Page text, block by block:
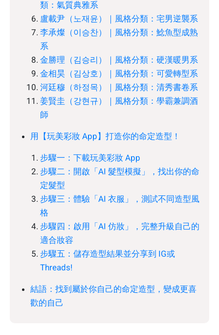
類：氣質典雅系
盧載尹（노재윤）｜風格分類：宅男逆襲系
李承燦（이승찬）｜風格分類：鯰魚型成熟
系
金勝理（김승리）｜風格分類：硬漢暖男系
金相昊（김상호）｜風格分類：可愛轉型系
河廷穆（하정목）｜風格分類：清秀書卷系
姜賢圭（강현규）｜風格分類：學霸兼調酒
師
用【玩美彩妝 App】打造你的命定造型！
步驟一：下載玩美彩妝 App
步驟二：開啟「AI 髮型模擬」，找出你的命
定髮型
步驟三：體驗「AI 衣服」，測試不同造型風
格
步驟四：啟用「AI 仿妝」，完整升級自己的
適合妝容
步驟五：儲存造型結果並分享到 IG或
Threads!
結語：找到屬於你自己的命定造型，變成更喜
歡的自己